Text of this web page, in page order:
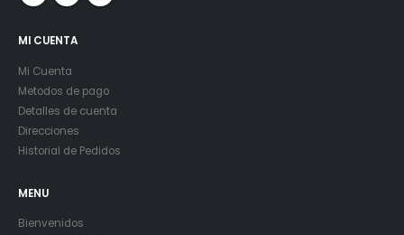
MI CUENTA
Mi Cuenta
Metodos de pago
Detalles de cuenta
Direcciones
Historial de Pedidos
MENU
Bienvenidos